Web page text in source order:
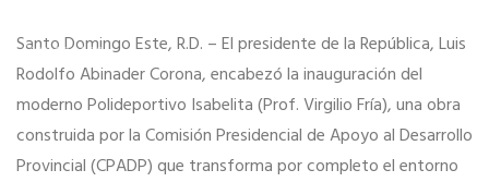
Contactos
Este
Santo Domingo Este, R.D. – El presidente de la República, Luis
Rodolfo Abinader Corona, encabezó la inauguración del
moderno Polideportivo Isabelita (Prof. Virgilio Fría), una obra
construida por la Comisión Presidencial de Apoyo al Desarrollo
Provincial (CPADP) que transforma por completo el entorno